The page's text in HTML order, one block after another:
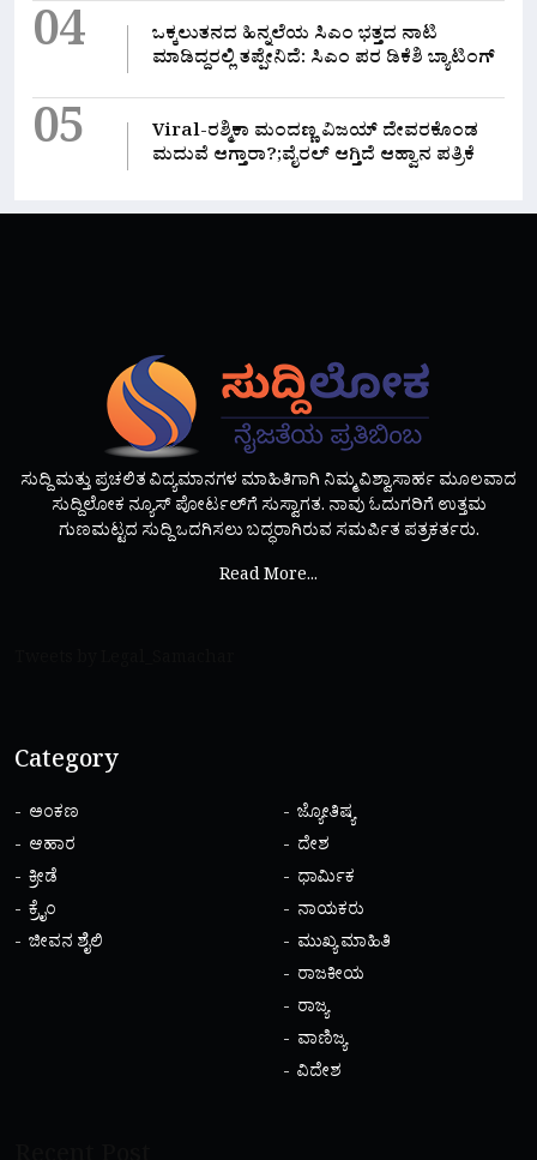
04
ಒಕ್ಕಲುತನದ ಹಿನ್ನಲೆಯ ಸಿಎಂ ಭತ್ತದ ನಾಟಿ
ಮಾಡಿದ್ದರಲ್ಲಿ‌ ತಪ್ಪೇನಿದೆ: ಸಿಎಂ ಪರ ಡಿಕೆಶಿ ಬ್ಯಾಟಿಂಗ್
05
Viral-ರಶ್ಮಿಕಾ ಮಂದಣ್ಣ ವಿಜಯ್ ದೇವರಕೊಂಡ
ಮದುವೆ ಆಗ್ತಾರಾ?;ವೈರಲ್ ಆಗ್ತಿದೆ ಆಹ್ವಾನ ಪತ್ರಿಕೆ
ಸುದ್ದಿ ಮತ್ತು ಪ್ರಚಲಿತ ವಿದ್ಯಮಾನಗಳ ಮಾಹಿತಿಗಾಗಿ ನಿಮ್ಮ ವಿಶ್ವಾಸಾರ್ಹ ಮೂಲವಾದ
ಸುದ್ದಿಲೋಕ ನ್ಯೂಸ್ ಪೋರ್ಟಲ್‌ಗೆ ಸುಸ್ವಾಗತ. ನಾವು ಓದುಗರಿಗೆ ಉತ್ತಮ
ಗುಣಮಟ್ಟದ ಸುದ್ದಿ ಒದಗಿಸಲು ಬದ್ಧರಾಗಿರುವ ಸಮರ್ಪಿತ ಪತ್ರಕರ್ತರು.
Read More...
Category
ಅಂಕಣ
ಆಹಾರ
ಕ್ರೀಡೆ
ಕ್ರೈಂ
ಜೀವನ ಶೈಲಿ
ಜ್ಯೋತಿಷ್ಯ
ದೇಶ
ಧಾರ್ಮಿಕ
ನಾಯಕರು
ಮುಖ್ಯ ಮಾಹಿತಿ
ರಾಜಕೀಯ
ರಾಜ್ಯ
ವಾಣಿಜ್ಯ
ವಿದೇಶ